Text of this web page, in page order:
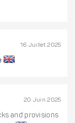
16 Juillet 2025
20 Juin 2025
and provisions